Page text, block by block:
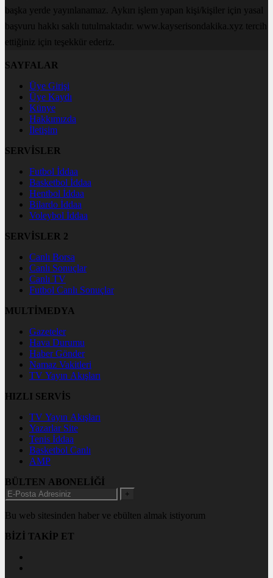
başka yerde yayınlanamaz. Aykırı işlem yapan kişi/kişiler için yasal
başvuru hakkı saklı tutulmaktadır. www.kayserisondakika.xyz tercih
ettiğiniz için teşekkür ederiz.
SAYFALAR
Üye Girişi
Üye Kaydı
Künye
Hakkımızda
İletişim
SERVİSLER
Futbol İddaa
Basketbol İddaa
Hentbol İddaa
Bilardo İddaa
Voleybol İddaa
SERVİSLER 2
Canlı Borsa
Canlı Sonuçlar
Canlı TV
Futbol Canlı Sonuçlar
MULTİMEDYA
Gazeteler
Hava Durumu
Haber Gönder
Namaz Vakitleri
TV Yayın Akışları
HIZLI SERVİS
TV Yayın Akışları
Yazarlar Site
Tenis İddaa
Basketbol Canlı
AMP
BÜLTEN ABONELİĞİ
+
Bu web sitesinden haber ve ebülten almak istiyorum
BİZİ TAKİP ET